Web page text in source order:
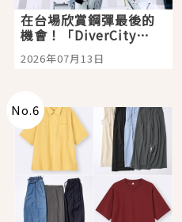
在台場欣賞鋼彈最後的
機會！「DiverCity
Tokyo Plaza」搭船、
購物、美食及夜景，一
2026年07月13日
No.6